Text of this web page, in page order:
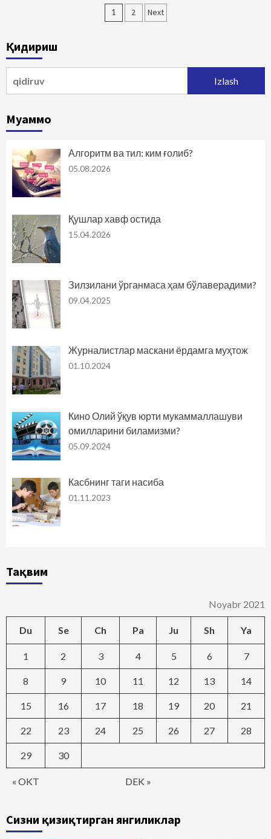
Maqolalar
1 2 Next
Қидириш
Муаммо
Алгоритм ва тил: ким ғолиб?
05.08.2026
Қушлар хавф остида
15.04.2026
Зилзилани ўрганмаса ҳам бўлаверадими?
09.04.2025
Журналистлар маскани ёрдамга муҳтож
01.10.2024
Кино Олий ўқув юрти мукаммаллашуви
омилларини биламизми?
05.09.2024
Касбнинг таги насиба
01.11.2023
Тақвим
Noyabr 2021
Du Se Ch Pa Ju Sh Ya
« OKT DEK »
1 2 3 4 5 6 7
8 9 10 11 12 13 14
15 16 17 18 19 20 21
22 23 24 25 26 27 28
29 30
Сизни қизиқтирган янгиликлар